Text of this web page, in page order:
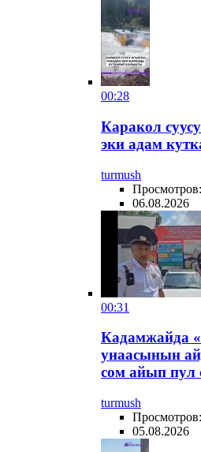
00:28
Каракол
эки адам
turmush
06.08.2026
00:31
Кадамжайда
унаасынын
сом айып
turmush
05.08.2026